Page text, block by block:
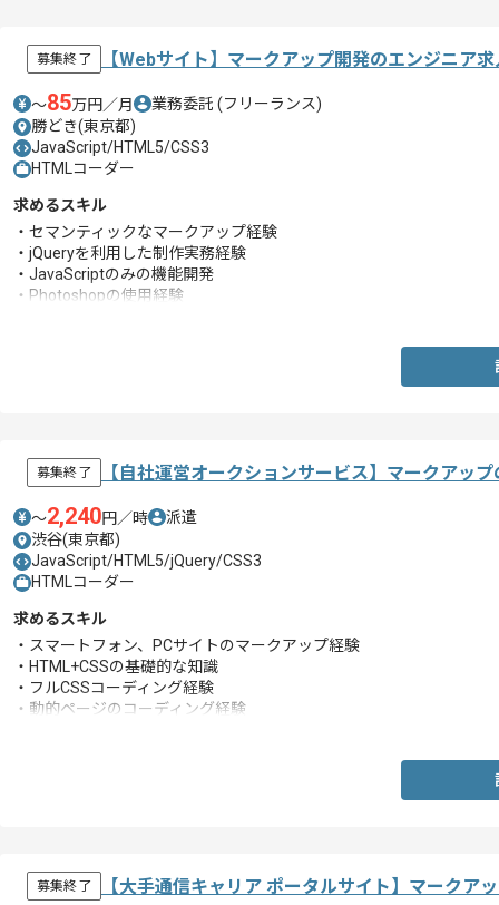
募集終了 【Webサイト】マークアップ開発のエンジニア
〜85万円／月 業務委託 (フリーランス)
勝どき(東京都)
JavaScript/HTML5/CSS3
HTMLコーダー
求めるスキル
・セマンティックなマークアップ経験
・jQueryを利用した制作実務経験
・JavaScriptのみの機能開発
・Photoshopの使用経験
募集終了 【自社運営オークションサービス】マークアッ
〜2,240円／時
派遣
渋谷(東京都)
JavaScript/HTML5/jQuery/CSS3
HTMLコーダー
求めるスキル
・スマートフォン、PCサイトのマークアップ経験
・HTML+CSSの基礎的な知識
・フルCSSコーディング経験
・動的ページのコーディング経験
募集終了 【大手通信キャリア ポータルサイト】マークア